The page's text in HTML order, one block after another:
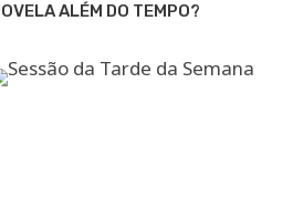
ALÉM DO TEMPO?